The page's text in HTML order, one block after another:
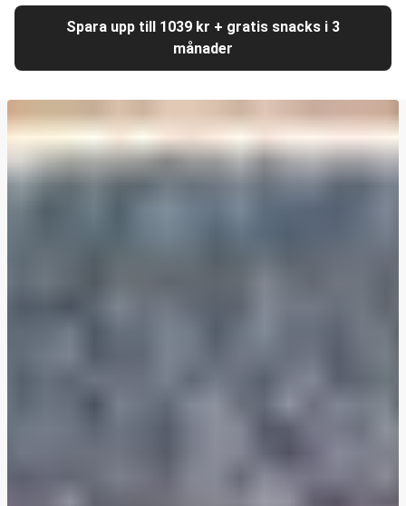
Spara upp till 1039 kr + gratis snacks i 3
månader